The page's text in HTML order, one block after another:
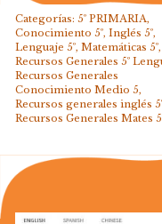
Categorías: 5º PRIMARIA,
Conocimiento 5º, Inglés 5º,
Lenguaje 5º, Matemáticas 5º,
Recursos Generales 5º
Recursos Generales
Conocimiento Medio 5,
Recursos generales inglés
Recursos Generales Mates